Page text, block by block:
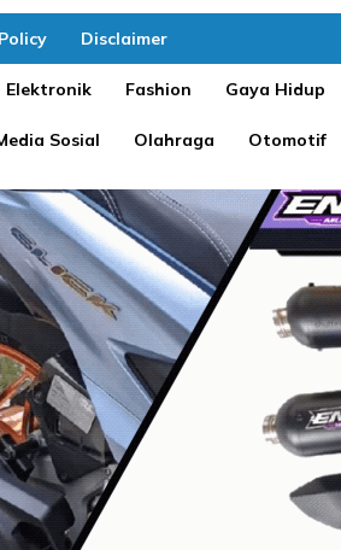
Disclaimer
Elektronik Fashion Gaya Hidup
Sosial Olahraga Otomotif